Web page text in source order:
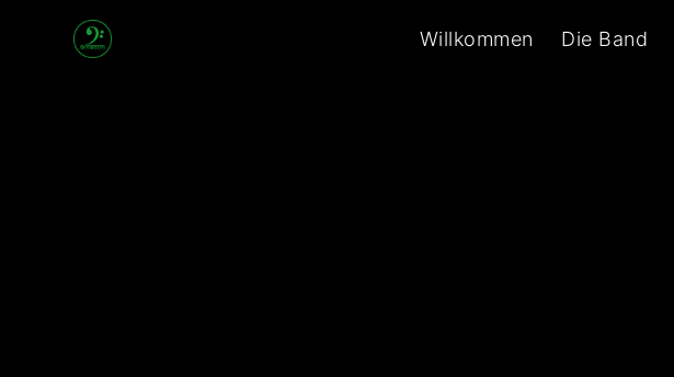
2
Willkommen Die Band